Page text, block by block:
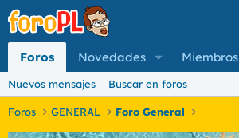
Foros Novedades Miembros
Nuevos mensajes Buscar en foros
Foros GENERAL Foro General